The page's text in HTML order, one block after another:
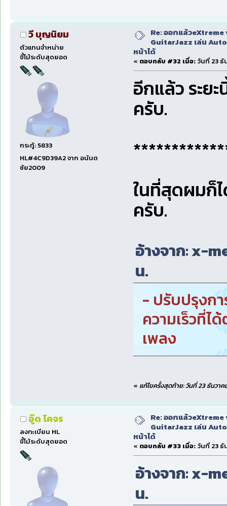
วี บุญนิยม
ตัวแทนจำหน่าย
ขี้โม้ระดับสุดยอด
กระทู้: 5833
HL#4C9D39A2 จาก อนันต
ชัย2009
Re: ออกแล้ว
GuitarJazz เล่น
หน้าได้
« ตอบกลับ #32 เมื่อ: วันที่ 23 ธั
อีกแล้ว ระย
ครับ.
ในที่สุดผมก็
ครับ.
อ้างจาก: x-
น.
- ปรับปรุงกา
ความเร็วที่ไ
เพลง
« แก้ไขครั้งสุดท้าย: วันที่ 23 ธันวาค
อู๊ด โคจร
ลงทะเบียน HL
ขี้โม้ระดับสุดยอด
Re: ออกแล้ว
GuitarJazz เล่น
หน้าได้
« ตอบกลับ #33 เมื่อ: วันที่ 23 ธั
อ้างจาก: x-
น.